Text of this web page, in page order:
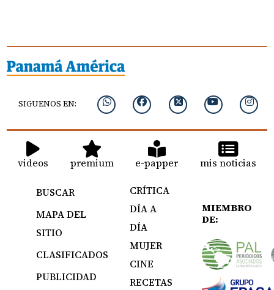
SIGUENOS EN:
videos premium e-papper mis noticias
BUSCAR
MAPA DEL
SITIO
CLASIFICADOS
PUBLICIDAD
CRÍTICA
DÍA A
DÍA
MUJER
CINE
RECETAS
MIEMBRO
DE: